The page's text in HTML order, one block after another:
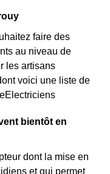
faire des
au niveau de
les artisans
voici une liste de
bientôt en
dont la mise en
et qui permet